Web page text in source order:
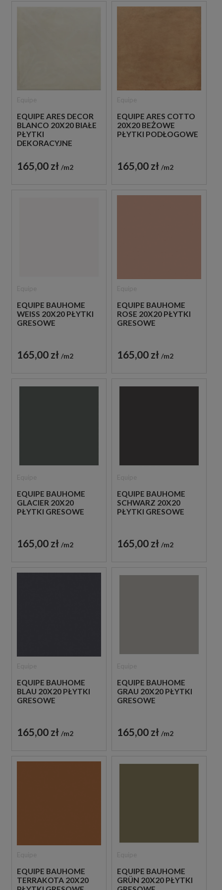
EQUIPE ARES DECOR
BLANCO 20X20 BIAŁE
PŁYTKI
DEKORACYJNE
165,00 zł m2
EQUIPE ARES COTTO
20X20 BEŻOWE
PŁYTKI PODŁOGOWE
165,00 zł m2
EQUIPE BAUHOME
WEISS 20X20 PŁYTKI
GRESOWE
165,00 zł m2
EQUIPE BAUHOME
ROSE 20X20 PŁYTKI
GRESOWE
165,00 zł m2
EQUIPE BAUHOME
GLACIER 20X20
PŁYTKI GRESOWE
165,00 zł m2
EQUIPE BAUHOME
SCHWARZ 20X20
PŁYTKI GRESOWE
165,00 zł m2
EQUIPE BAUHOME
BLAU 20X20 PŁYTKI
GRESOWE
165,00 zł m2
EQUIPE BAUHOME
GRAU 20X20 PŁYTKI
GRESOWE
165,00 zł m2
EQUIPE BAUHOME
TERRAKOTA 20X20
EQUIPE BAUHOME
GRÜN 20X20 PŁYTKI